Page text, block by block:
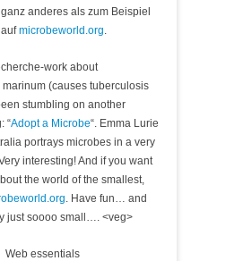
anderes als zum Beispiel
aufmicrobeworld.org.
work about
marinum (causes tuberculosis
stumbling on another
“Adopt a Microbe“. Emma Lurie
portrays microbes in a very
interesting! And if you want
the world of the smallest,
. Have fun… and
just soooo small…. <veg>
Web essentials